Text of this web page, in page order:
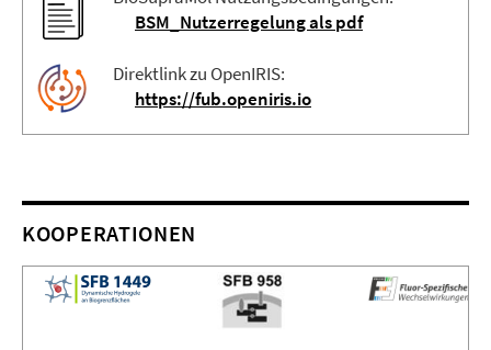
BSM_Nutzerregelung als pdf
Direktlink zu OpenIRIS:
https://fub.openiris.io
KOOPERATIONEN